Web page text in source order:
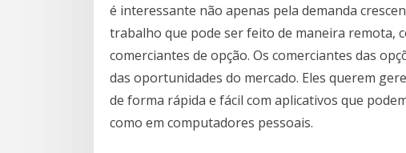
é interessante não apenas pela demanda
trabalho que pode ser feito de maneira remota,
comerciantes de opção. Os comerciantes das
das oportunidades do mercado. Eles querem
de forma rápida e fácil com aplicativos que
como em computadores pessoais.